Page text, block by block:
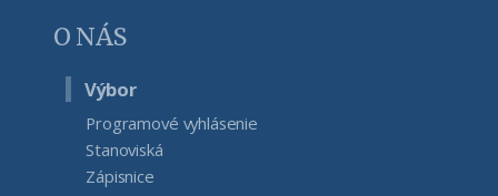
O NÁS
Výbor
Programové vyhlásenie
Stanoviská
Zápisnice